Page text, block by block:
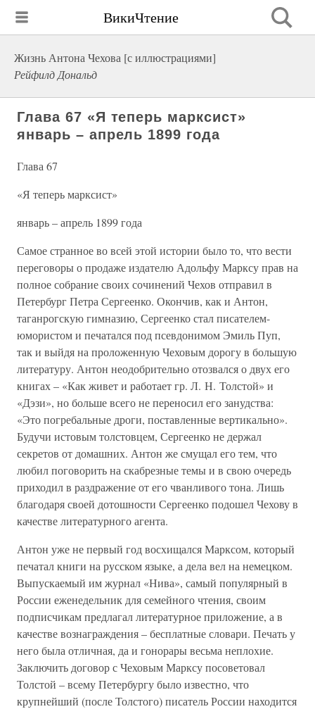
ВикиЧтение
Жизнь Антона Чехова [с иллюстрациями]
Рейфилд Дональд
Глава 67 «Я теперь марксист»
январь – апрель 1899 года
Глава 67
«Я теперь марксист»
январь – апрель 1899 года
Самое странное во всей этой истории было то, что вести
переговоры о продаже издателю Адольфу Марксу прав на
полное собрание своих сочинений Чехов отправил в
Петербург Петра Сергеенко. Окончив, как и Антон,
таганрогскую гимназию, Сергеенко стал писателем-
юмористом и печатался под псевдонимом Эмиль Пуп,
так и выйдя на проложенную Чеховым дорогу в большую
литературу. Антон неодобрительно отозвался о двух его
книгах – «Как живет и работает гр. Л. Н. Толстой» и
«Дэзи», но больше всего не переносил его занудства:
«Это погребальные дроги, поставленные вертикально».
Будучи истовым толстовцем, Сергеенко не держал
секретов от домашних. Антон же смущал его тем, что
любил поговорить на скабрезные темы и в свою очередь
приходил в раздражение от его чванливого тона. Лишь
благодаря своей дотошности Сергеенко подошел Чехову в
качестве литературного агента.
Антон уже не первый год восхищался Марксом, который
печатал книги на русском языке, а дела вел на немецком.
Выпускаемый им журнал «Нива», самый популярный в
России еженедельник для семейного чтения, своим
подписчикам предлагал литературное приложение, а в
качестве вознаграждения – бесплатные словари. Печать у
него была отличная, да и гонорары весьма неплохие.
Заключить договор с Чеховым Марксу посоветовал
Толстой – всему Петербургу было известно, что
крупнейший (после Толстого) писатель России находится